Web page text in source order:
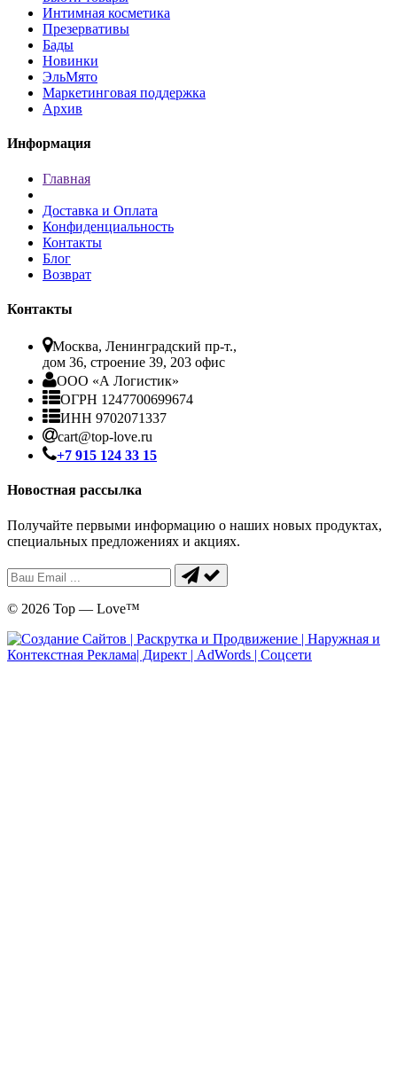
Интимная косметика
Презервативы
Бады
Новинки
ЭльМято
Маркетинговая поддержка
Архив
Информация
Главная
Доставка и Оплата
Конфиденциальность
Контакты
Блог
Возврат
Контакты
Москва, Ленинградский пр-т.,
дом 36, строение 39, 203 офис
ООО «А Логистик»
ОГРН 1247700699674
ИНН 9702071337
cart@top-love.ru
+7 915 124 33 15
Новостная рассылка
Получайте первыми информацию о наших новых продуктах,
специальных предложениях и акциях.
© 2026 Top — Love™